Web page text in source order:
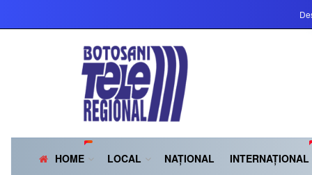
HOME LOCAL NAȚIONAL INTERNAȚIONAL